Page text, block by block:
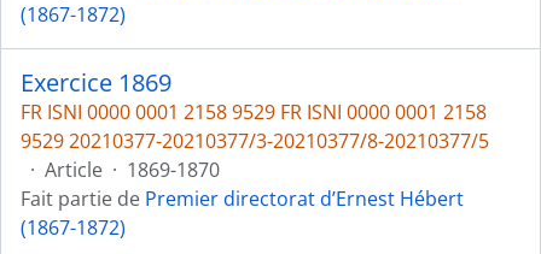
(1867-1872)
Exercice 1869
FR ISNI 0000 0001 2158 9529 FR ISNI 0000 0001 2158
9529 20210377-20210377/3-20210377/8-20210377/5
· Article · 1869-1870
Fait partie de Premier directorat d’Ernest Hébert
(1867-1872)